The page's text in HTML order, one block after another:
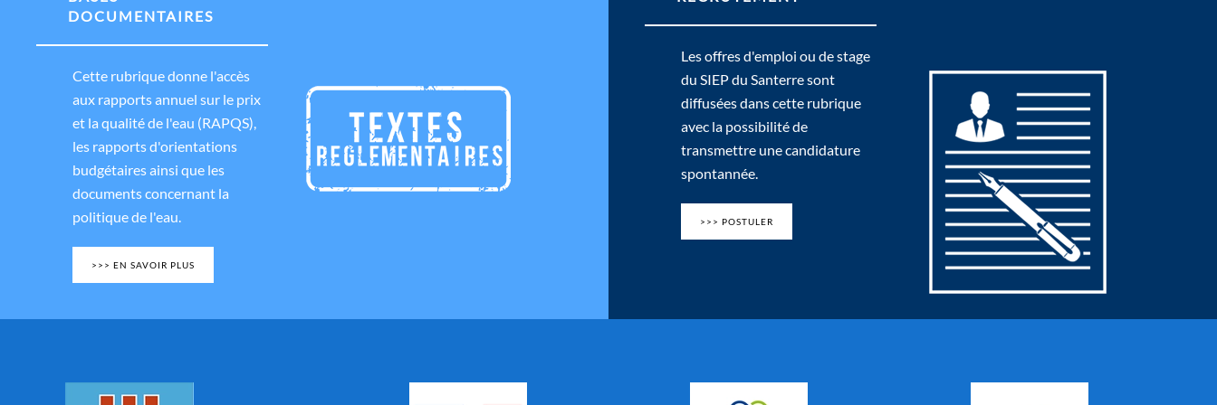
DOCUMENTAIRES
Cette rubrique donne l'accès
aux rapports annuel sur le prix
et la qualité de l'eau (RAPQS),
les rapports d'orientations
budgétaires ainsi que les
documents concernant la
politique de l'eau.
>>> EN SAVOIR PLUS
Les offres d'emploi ou de stage
du SIEP du Santerre sont
diffusées dans cette rubrique
avec la possibilité de
transmettre une candidature
spontannée.
>>> POSTULER